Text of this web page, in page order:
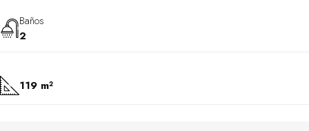
Baños
2
119 m²